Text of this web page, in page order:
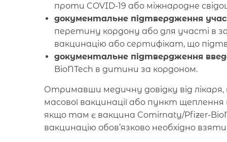
проти COVID-19 або міжнародне
документальне підтвердження
перетину кордону або для участі в
вакцинацію або сертифікат, що
документальне підтвердження
BioNTech в дитини за кордоном.
Отримавши медичну довідку від
масової вакцинації або пункт
якщо там є вакцина Comirnaty/Pfizer-
вакцинацію обов’язково необхідно